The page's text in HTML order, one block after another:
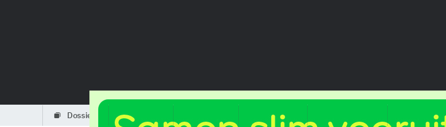
dossiers vacatures